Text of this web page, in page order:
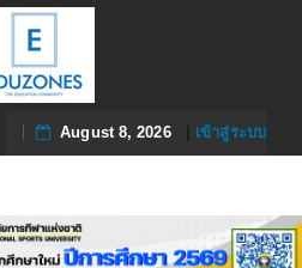
August 8, 2026| เข้าสู่ระบบ